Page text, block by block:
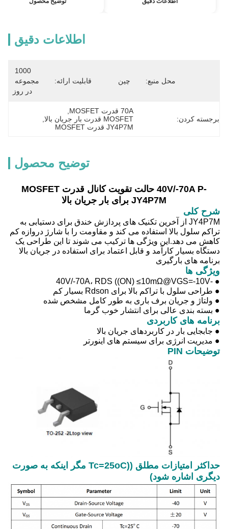
اطلاعات دقیق
محل منبع: چین قابلیت ارائه:
در روز
برجسته کردن:
70A قدرت MOSFET
MOSFET قدرت بار جریان بالا
JY4P7M قدرت MOSFET
توضیح محصول
‐40V/‐70A P حالت تقویت کانال قدرت MOSFET
JY4P7M برای بار جریان بالا
شرح کلی
JY4P7M از آخرین تکنیک های پردازش خندق برای دستیابی به
تراکم سلول بالا استفاده می کند و مقاومت را با شارژ دروازه کم
کاهش می دهد.این ویژگی ها ترکیب می شوند تا این طراحی یک
دستگاه بسیار کارآمد و قابل اعتماد برای استفاده در جریان بالا
برنامه های بارگیری
ویژگی ها
● ‐40V/‐70A، RDS ((ON) ≤10mΩ@VGS=‐10V
● طراحی سلول با تراکم بالا برای Rdson بسیار کم
● ولتاژ و جریان برف باری به طور کامل مشخص شده
● بسته بندی عالی برای انتشار خوب گرما
برنامه های کاربردی
● جابجایی بار در کاربردهای جریان بالا
● مدیریت انرژی برای سیستم های اینورتر
توضیحات PIN
حداکثر امتیازات مطلق ((Tc=25oC مگر اینکه به صورت
دیگری اشاره شود)